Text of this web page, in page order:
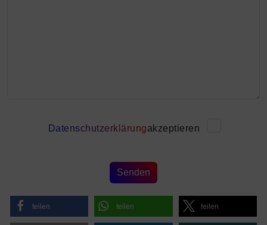
Datenschutzerklärungakzeptieren
teilen teilen teilen